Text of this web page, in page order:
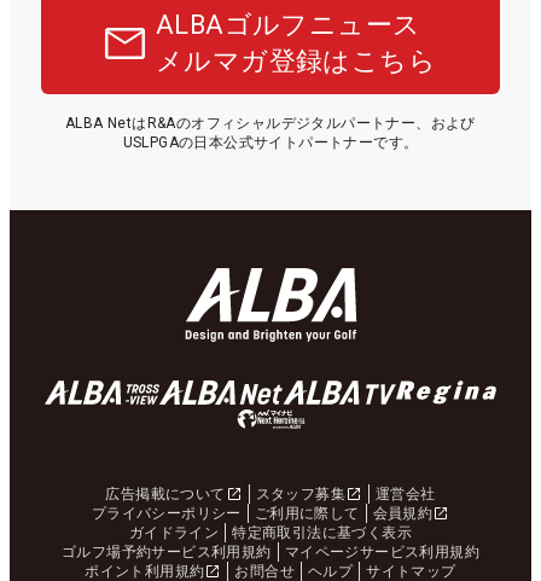
ALBAゴルフニュース
メルマガ登録はこちら
ALBA NetはR&Aのオフィシャルデジタルパートナー、および
USLPGAの日本公式サイトパートナーです。
広告掲載について スタッフ募集
運営会社
プライバシーポリシー
ご利用に際して
会員規約
ガイドライン
特定商取引法に基づく表示
ゴルフ場予約サービス利用規約
マイページサービス利用規約
ポイント利用規約
お問合せ ヘルプ サイトマップ